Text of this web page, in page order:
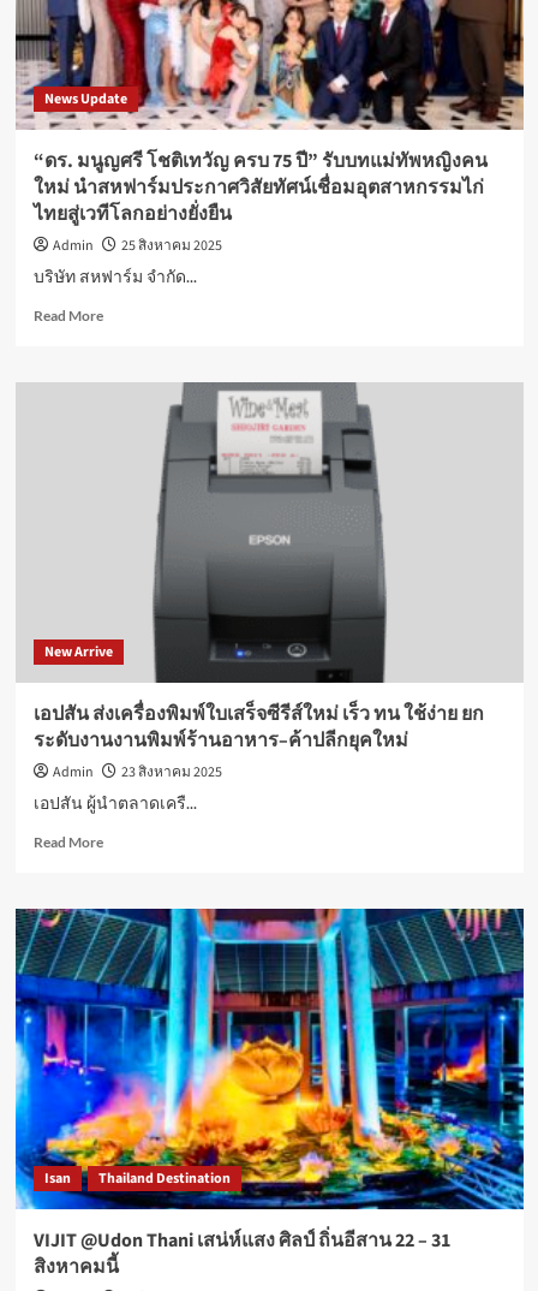
–
พม.
มอบ
เข็ม
เชิดชู
เกียรติ
อุทิศ
ตน
ช่วย
เหลือ
สูง
News Update
“ดร. มนูญศรี โชติเทวัญ ครบ 75 ปี” รับบทแม่ทัพหญิงคน
ใหม่ นำสหฟาร์มประกาศวิสัยทัศน์เชื่อมอุตสาหกรรมไก่
ไทยสู่เวทีโลกอย่างยั่งยืน
Admin
25 สิงหาคม 2025
บริษัท สหฟาร์ม จำกัด...
Read MoreRead
“ดร.
คน
นำ
สห
ฟาร์ม
ประกาศ
วิสัย
ทัศน์
เชื่อม
ไทย
สู่
เวที
โลก
อย่าง
ยั่งยืน
New Arrive
เอปสัน ส่งเครื่องพิมพ์ใบเสร็จซีรีส์ใหม่ เร็ว ทน ใช้ง่าย ยก
ระดับงานงานพิมพ์ร้านอาหาร–ค้าปลีกยุคใหม่
Admin
23 สิงหาคม 2025
เอปสัน ผู้นำตลาดเครื...
Read MoreRead
เอปสัน
ส่ง
เครื่องพิมพ์
ใบ
เสร็จ
ซี
รีส์
ใหม่
เร็ว
ทน
ใช้
ง่าย
ยก
ระดับ
งาน
พิมพ์
Isan Thailand Destination
VIJIT @Udon Thani เสน่ห์แสง ศิลป์ ถิ่นอีสาน 22 – 31
สิงหาคมนี้